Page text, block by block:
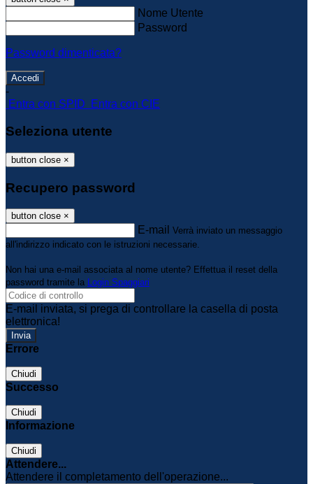
Nome Utente
Password
Password dimenticata?
-
Entra con SPID
Entra con CIE
Seleziona utente
button close ×
Recupero password
button close ×
E-mail Verrà inviato un messaggio
all'indirizzo indicato con le istruzioni necessarie.
Non hai una e-mail associata al nome utente? Effettua il reset della
password tramite la Login Spaggiari
E-mail inviata, si prega di controllare la casella di posta
elettronica!
Errore
Chiudi
Successo
Chiudi
Informazione
Chiudi
Attendere...
Attendere il completamento dell'operazione...